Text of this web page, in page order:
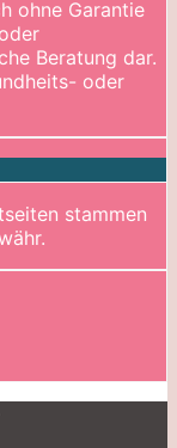
ohne Garantie
Beratung dar.
oder
stammen